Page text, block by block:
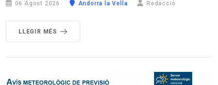
06 Agost 2026 Andorra la Vella Redacció
LLEGIR MÉS